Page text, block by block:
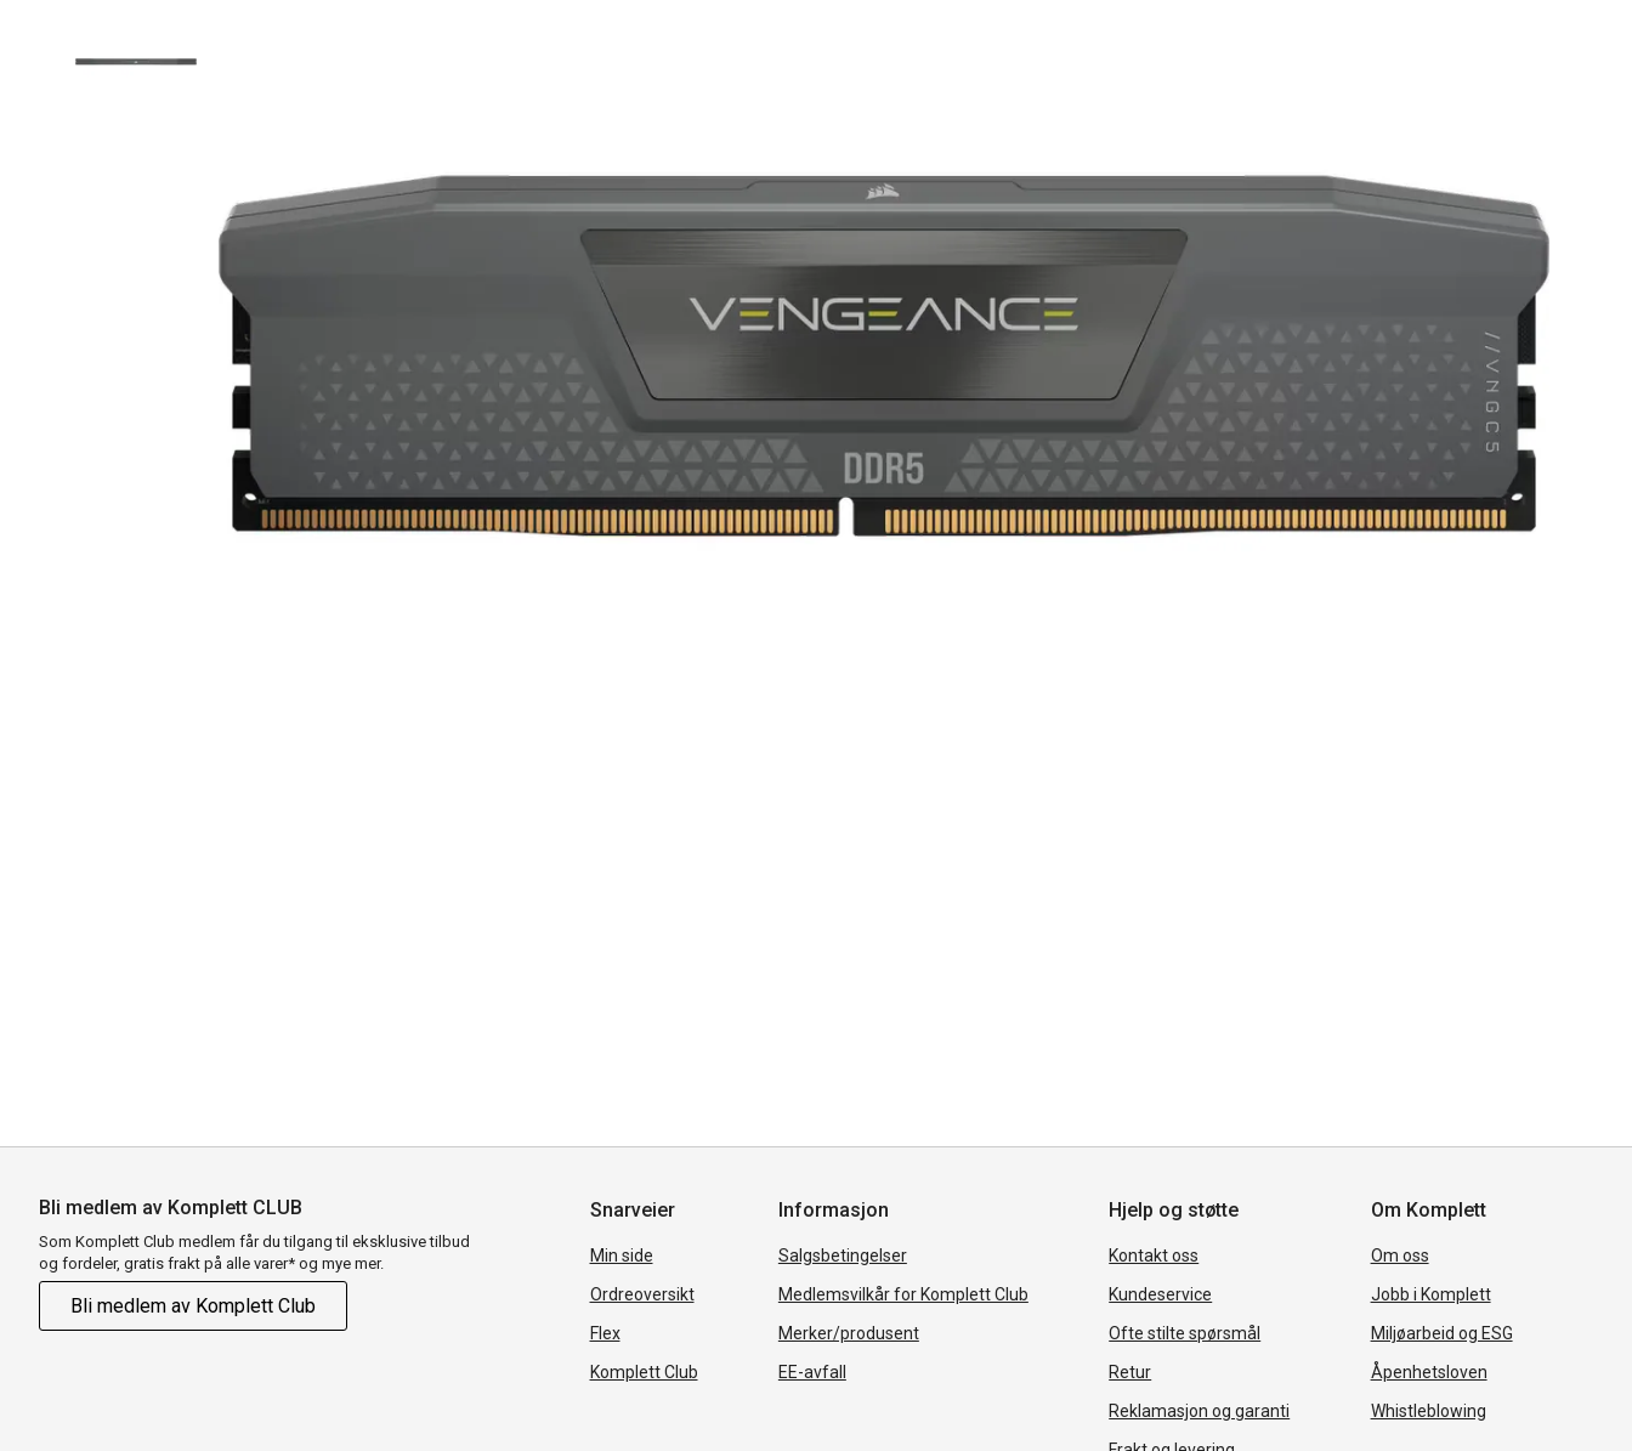
Bli medlem av Komplett CLUB
Som Komplett Club medlem får du tilgang til eksklusive tilbud
og fordeler, gratis frakt på alle varer* og mye mer.
Bli medlem av Komplett Club
Snarveier
Min side
Ordreoversikt
Flex
Komplett Club
Informasjon
Salgsbetingelser
Medlemsvilkår for Komplett Club
Merker/produsent
EE-avfall
Hjelp og støtte
Kontakt oss
Kundeservice
Ofte stilte spørsmål
Retur
Reklamasjon og garanti
Om Komplett
Om oss
Jobb i Komplett
Miljøarbeid og ESG
Åpenhetsloven
Whistleblowing